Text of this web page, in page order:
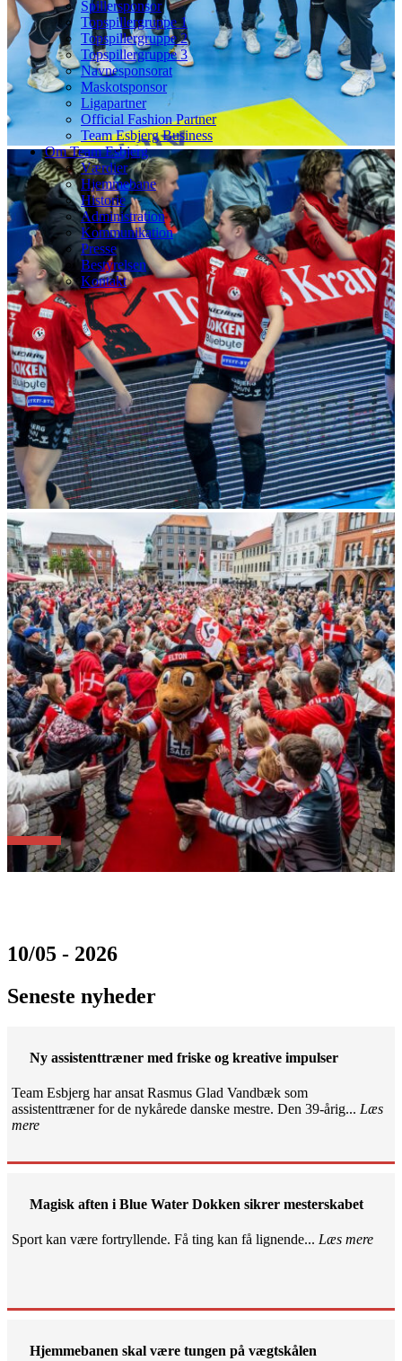
Spillersponsor
Topspillergruppe 1
Topspillergruppe 2
Topspillergruppe 3
Navnesponsorat
Maskotsponsor
Ligapartner
Official Fashion Partner
Team Esbjerg Business
Om Team Esbjerg
Værdier
Hjemmebane
Historie
Administration
Kommunikation
Presse
Bestyrelsen
Kontakt
10/05 - 2026
Seneste nyheder
Ny assistenttræner med friske og kreative impulser
Team Esbjerg har ansat Rasmus Glad Vandbæk som
assistenttræner for de nykårede danske mestre. Den 39-årig... Læs
mere
Magisk aften i Blue Water Dokken sikrer mesterskabet
Sport kan være fortryllende. Få ting kan få lignende... Læs mere
Hjemmebanen skal være tungen på vægtskålen